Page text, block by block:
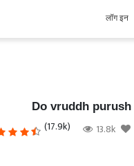
लॉग इन
Do vruddh purush
(17.9k) 13.8k